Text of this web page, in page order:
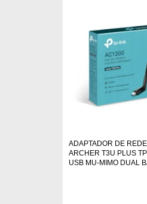
ADAPTADOR DE
ARCHER T3U PLUS
USB MU-MIMO DUAL